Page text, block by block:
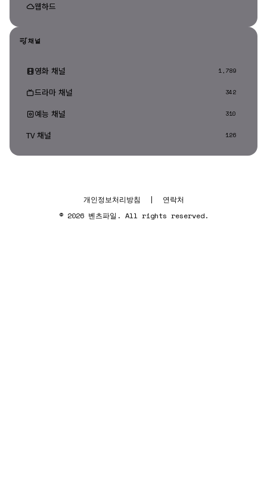
웹하드
채널
영화 채널 1,789
드라마 채널 342
예능 채널 310
TV 채널 126
개인정보처리방침 |
연락처
© 2026 벤츠파일. All rights reserved.